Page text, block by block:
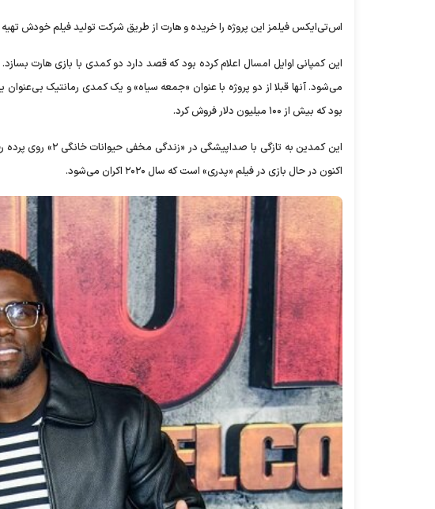
اس‌تی‌ایکس فیلمز این پروژه را خریده و هارت از طریق شرکت تولید فیلم خودش
این کمپانی اوایل امسال اعلام کرده بود که قصد دارد دو کمدی با بازی هارت
می‌شود. آنها قبلا از دو پروژه با عنوان «جمعه سیاه» و یک کمدی رمانتیک بی‌عنوان
بود که بیش از ۱۰۰ میلیون دلار فروش کرد.
این کمدین به
اکنون در حال بازی در فیلم «پدری» است که سال ۲۰۲۰ اکران می‌شود.